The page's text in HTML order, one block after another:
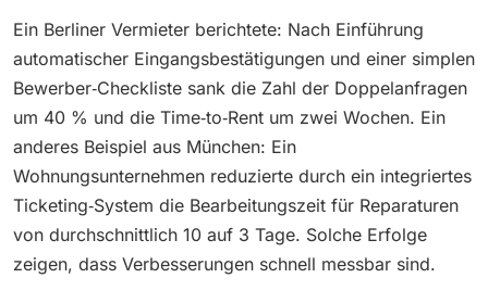
Ein Berliner Vermieter berichtete: Nach Einführung
automatischer Eingangsbestätigungen und einer simplen
Bewerber‑Checkliste sank die Zahl der Doppelanfragen
um 40 % und die Time‑to‑Rent um zwei Wochen. Ein
anderes Beispiel aus München: Ein
Wohnungsunternehmen reduzierte durch ein integriertes
Ticketing‑System die Bearbeitungszeit für Reparaturen
von durchschnittlich 10 auf 3 Tage. Solche Erfolge
zeigen, dass Verbesserungen schnell messbar sind.